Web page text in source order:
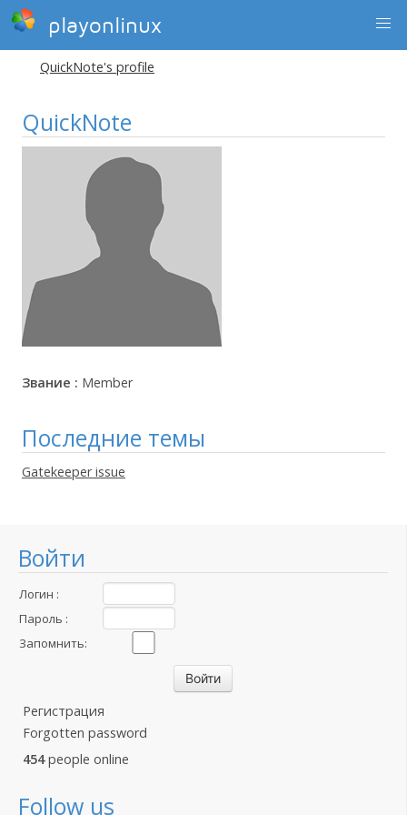
playonlinux
Войти
Логин :
Пароль :
Запомнить:
Регистрация
Forgotten password
454people online
Follow us
QuickNote's profile
QuickNote
Звание : Member
Последние темы
Gatekeeper issue